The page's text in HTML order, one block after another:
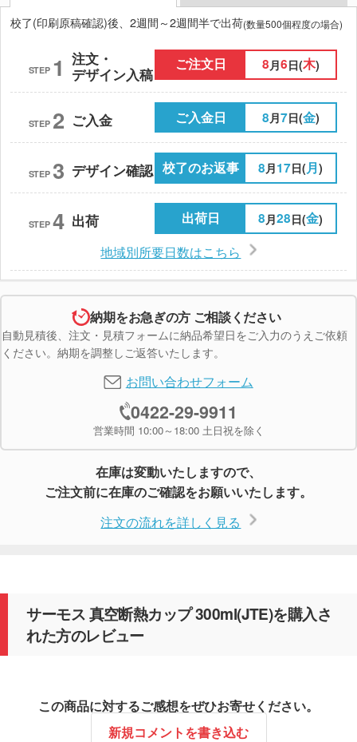
校了(印刷原稿確認)後、2週間～2週間半で出荷(数量500個程度の場合)
STEP 1 注文・
デザイン入稿
ご注文日 8 月6日(木)
STEP 2 ご入金 ご入金日 8月7日(金)
STEP 3 デザイン確認 校了のお返事 8月17日(月)
STEP 4 出荷 出荷日 8 月28日(金)
地域別所要日数はこちら
納期をお急ぎの方 ご相談ください
自動見積後、注文・見積フォームに納品希望日をご入力のうえご依頼
ください。納期を調整しご返答いたします。
お問い合わせフォーム
0422-29-9911
営業時間 10:00～18:00 土日祝を除く
在庫は変動いたしますので、
ご注文前に在庫のご確認をお願いいたします。
注文の流れを詳しく見る
サーモス 真空断熱カップ 300ml(JTE)を購入さ
れた方のレビュー
この商品に対するご感想をぜひお寄せください。
新規コメントを書き込む